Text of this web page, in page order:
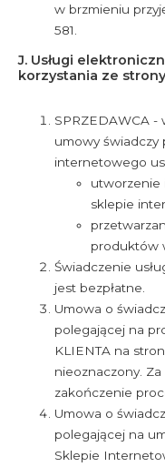
w brzmieniu
581.
J. Usługi
korzystania ze
SPRZEDAWCA -
umowy świadczy
internetowego
utworzenie
sklepie
produktów
Świadczenie
jest bezpłatne.
Umowa o
polegającej na
KLIENTA na
nieoznaczony.
zakończenie
Umowa o
polegającej na
Sklepie